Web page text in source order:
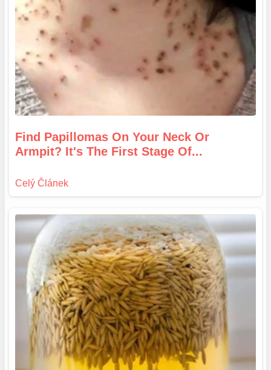
Find Papillomas On Your Neck Or
Armpit? It's The First Stage Of...